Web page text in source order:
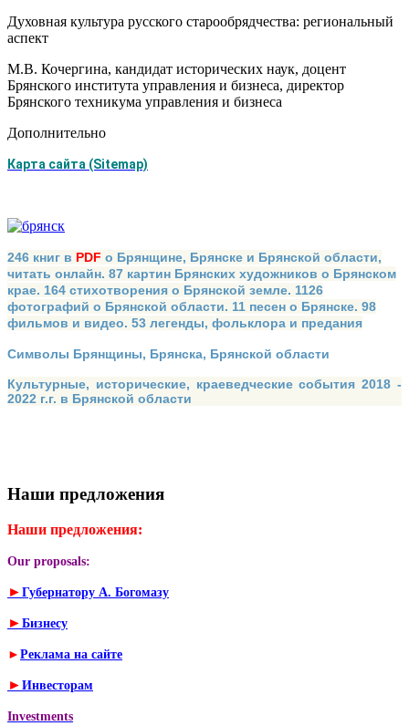
Духовная культура русского старообрядчества: региональный
аспект
М.В. Кочергина, кандидат исторических наук, доцент
Брянского института управления и бизнеса, директор
Брянского техникума управления и бизнеса
Дополнительно
Карта сайта (Sitemap)
246 книг в PDF о Брянщине, Брянске и Брянской области,
читать онлайн. 87 картин Брянских художников о Брянском
крае. 164 стихотворения о Брянской земле. 1126
фотографий о Брянской области. 11 песен о Брянске. 98
фильмов и видео. 53 легенды, фольклора и предания
Символы Брянщины, Брянска, Брянской области
Культурные, исторические, краеведческие события 2018 -
2022 г.г. в Брянской области
Наши предложения
Наши предложения:
Our proposals:
► Губернатору А. Богомазу
► Бизнесу
► Реклама на сайте
► Инвесторам
Investments